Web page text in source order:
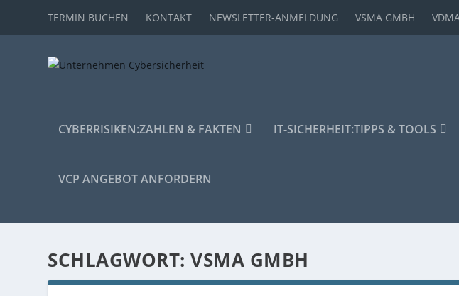
TERMIN BUCHEN KONTAKT NEWSLETTER-ANMELDUNG VSMA GMBH
CYBERRISIKEN:ZAHLEN & FAKTEN IT-SICHERHEIT:TIPPS & TOOLS
VCP ANGEBOT ANFORDERN
SCHLAGWORT:VSMA GMBH